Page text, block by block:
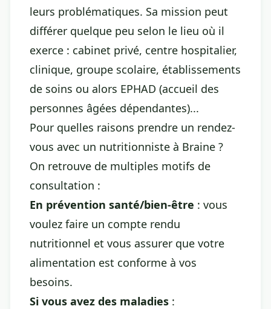
leurs problématiques. Sa mission peut
différer quelque peu selon le lieu où il
exerce : cabinet privé, centre hospitalier,
clinique, groupe scolaire, établissements
de soins ou alors EPHAD (accueil des
personnes âgées dépendantes)...
Pour quelles raisons prendre un rendez-
vous avec un nutritionniste à Braine ?
On retrouve de multiples motifs de
consultation :
En prévention santé/bien-être : vous
voulez faire un compte rendu
nutritionnel et vous assurer que votre
alimentation est conforme à vos
besoins.
Si vous avez des maladies :